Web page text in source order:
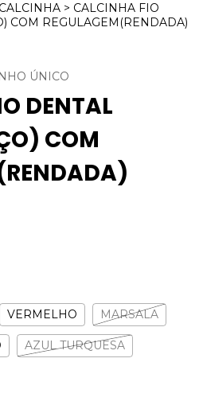
CALCINHA > CALCINHA FIO
COM REGULAGEM(RENDADA)
ÚNICO
DENTAL
COM
VERMELHO MARSALA
AZUL TURQUESA